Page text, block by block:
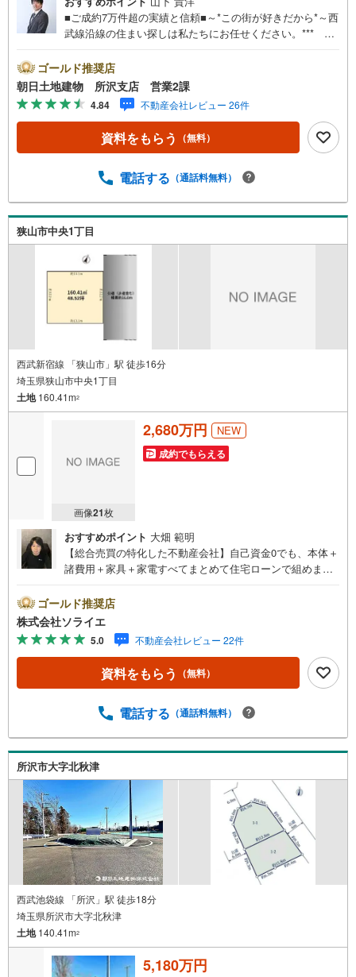
■ご成約7万件超の実績と信頼■～*この街が好きだから*～西
武線沿線の住まい探しは私たちにお任せください。*** 住
玉・神奈川に展開。豊富な取引データと現場経験をもと
に、お客様一人ひとりに最適なご提案を行っています。
「住宅ローンが不安」「自己資金が少ないけれど購入でき
る？」「住み替えの進め方が分からない」など、購入・売
却に関するお悩みにも有資格スタッフが丁寧に対応。資金
計画の立案から契約・お引渡しまで一貫してサポートいた
件ごとのメリット・注意点をまとめたレポートもご用意し
応。まずはお気軽にご相談ください。■電車でお越しのお客
様は、西武線「所沢駅」西口より徒歩5分■お車でお越しの
お客様は、提携駐車場がございますので弊社営業スタッフ
までお尋ねください。
ゴールド推奨店
朝日土地建物 所沢支店 営業2課
4.84 不動産会社レビュー 26件
資料をもらう （無料）
電話する （通話料無料）
狭山市中央1丁目
西武新宿線 「狭山市」駅 徒歩16分
埼玉県狭山市中央1丁目
土地160.41m2
画像21枚
2,680万円 NEW
成約でもらえる
おすすめポイント 大畑 範明
【総合売買の特化した不動産会社】自己資金0でも、本体＋
諸費用＋家具＋家電すべてまとめて住宅ローンで組めま
スピーディをモットーにお客さん目線での営業を心がけて
おり、営業マンの差を実感してください！◆他社様でご紹
介されている物件も一緒にご提案できます。◆おまとめロ
ーン（消費者金融系・車のローン・カード系の借入・エア
コン等の電化製品等）もおまとめ可能です。◆お忙しいと
きは現地待合せ＆現地解散できます。◆勤続年数が1年未満
ください！売買・賃貸・売却相談・相続相談・空家管理・
合わせ・ご来店お待ちしております！（＾＾）！
ゴールド推奨店
株式会社ソライエ
5.0 不動産会社レビュー 22件
資料をもらう （無料）
電話する （通話料無料）
所沢市大字北秋津
西武池袋線 「所沢」駅 徒歩18分
埼玉県所沢市大字北秋津
土地140.41m2
5,180万円